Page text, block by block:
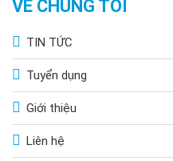
VỀ CHÚNG TÔI
TIN TỨC
Tuyển dụng
Giới thiệu
Liên hệ